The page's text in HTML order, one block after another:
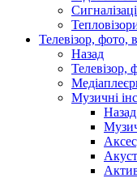
Телевізор, фото,
Назад
Телевізор,
Музичні
Назад